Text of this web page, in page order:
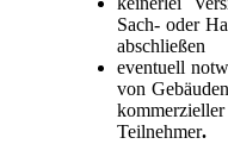
Sach- oder
abschließen
eventuell
von
Teilnehmer.